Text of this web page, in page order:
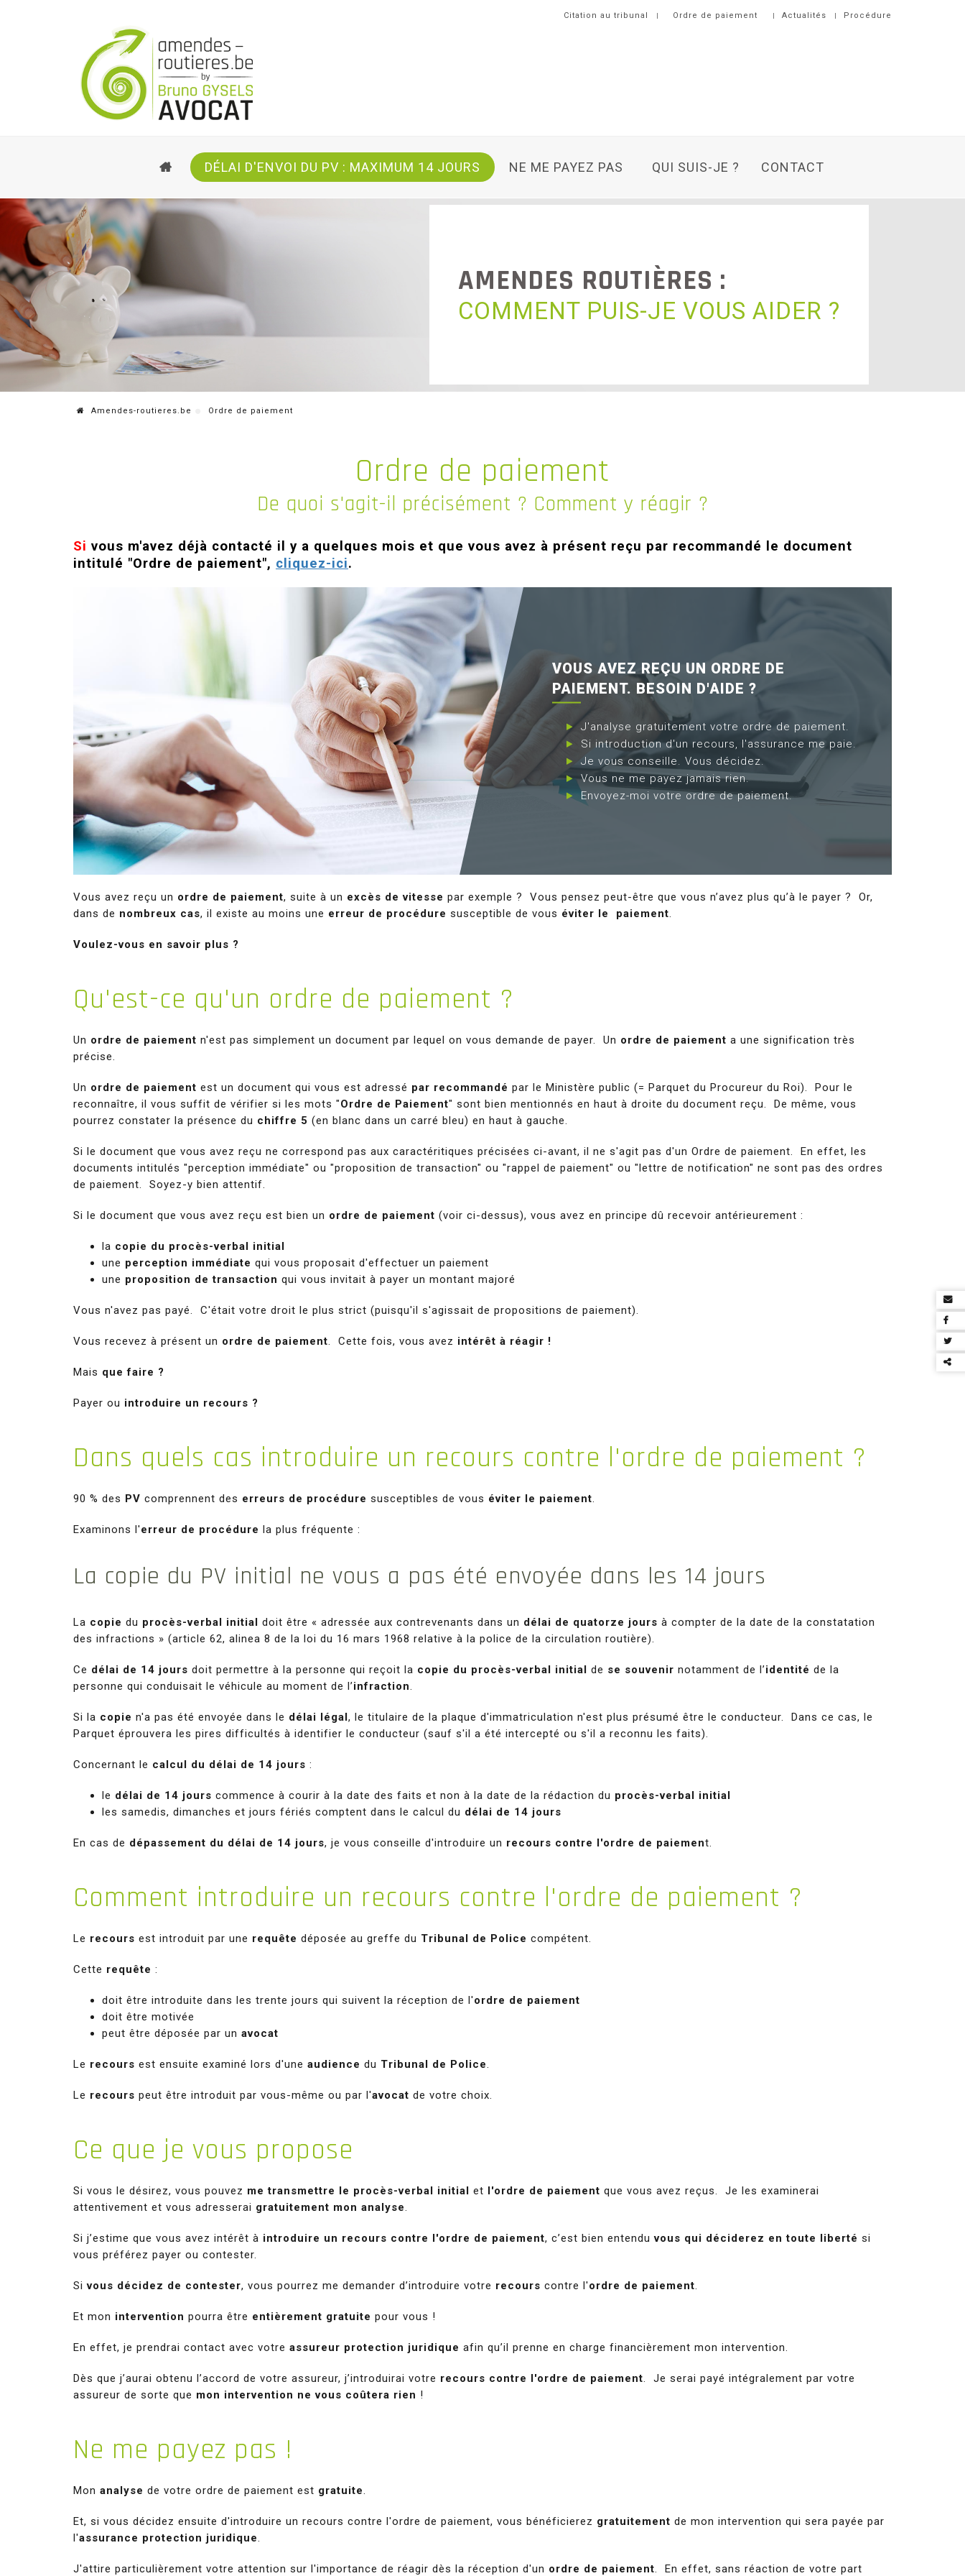
Citation au tribunal Ordre de paiement Actualités Procédure
ACCUEILDÉLAI D'ENVOI DU PV : MAXIMUM 14 JOURS NE ME PAYEZ PAS QUI SUIS-JE ? CONTACT
AMENDES ROUTIÈRES :
COMMENT PUIS-JE VOUS AIDER ?
Amendes-routieres.be Ordre de paiement
Ordre de paiement
De quoi s'agit-il précisément ? Comment y réagir ?
Si vous m'avez déjà contacté il y a quelques mois et que vous avez à présent reçu par recommandé le document
intitulé "Ordre de paiement", cliquez-ici.
VOUS AVEZ REÇU UN ORDRE DE
PAIEMENT. BESOIN D'AIDE ?
J'analyse gratuitement votre ordre de paiement.
Si introduction d'un recours, l'assurance me paie.
Je vous conseille. Vous décidez.
Vous ne me payez jamais rien.
Envoyez-moi votre ordre de paiement.
Vous avez reçu un ordre de paiement, suite à un excès de vitesse par exemple ? Vous pensez peut-être que vous n’avez plus qu’à le payer ? Or,
dans de nombreux cas, il existe au moins une erreur de procédure susceptible de vous éviter le paiement.
Voulez-vous en savoir plus ?
Qu'est-ce qu'un ordre de paiement ?
Un ordre de paiement n'est pas simplement un document par lequel on vous demande de payer. Un ordre de paiement a une signification très
précise.
Un ordre de paiement est un document qui vous est adressé par recommandé par le Ministère public (= Parquet du Procureur du Roi). Pour le
reconnaître, il vous suffit de vérifier si les mots "Ordre de Paiement" sont bien mentionnés en haut à droite du document reçu. De même, vous
pourrez constater la présence du chiffre 5 (en blanc dans un carré bleu) en haut à gauche.
Si le document que vous avez reçu ne correspond pas aux caractéritiques précisées ci-avant, il ne s'agit pas d'un Ordre de paiement. En effet, les
documents intitulés "perception immédiate" ou "proposition de transaction" ou "rappel de paiement" ou "lettre de notification" ne sont pas des ordres
de paiement. Soyez-y bien attentif.
Si le document que vous avez reçu est bien un ordre de paiement (voir ci-dessus), vous avez en principe dû recevoir antérieurement :
la copie du procès-verbal initial
une perception immédiate qui vous proposait d'effectuer un paiement
une proposition de transaction qui vous invitait à payer un montant majoré
Vous n'avez pas payé. C'était votre droit le plus strict (puisqu'il s'agissait de propositions de paiement).
Vous recevez à présent un ordre de paiement. Cette fois, vous avez intérêt à réagir !
Mais que faire ?
Payer ou introduire un recours ?
Dans quels cas introduire un recours contre l'ordre de paiement ?
90 % des PV comprennent des erreurs de procédure susceptibles de vous éviter le paiement.
Examinons l'erreur de procédure la plus fréquente :
La copie du PV initial ne vous a pas été envoyée dans les 14 jours
La copie du procès-verbal initial doit être « adressée aux contrevenants dans un délai de quatorze jours à compter de la date de la constatation
des infractions » (article 62, alinea 8 de la loi du 16 mars 1968 relative à la police de la circulation routière).
Ce délai de 14 jours doit permettre à la personne qui reçoit la copie du procès-verbal initial de se souvenir notamment de l’identité de la
personne qui conduisait le véhicule au moment de l’infraction.
Si la copie n'a pas été envoyée dans le délai légal, le titulaire de la plaque d'immatriculation n'est plus présumé être le conducteur. Dans ce cas, le
Parquet éprouvera les pires difficultés à identifier le conducteur (sauf s'il a été intercepté ou s'il a reconnu les faits).
Concernant le calcul du délai de 14 jours :
le délai de 14 jours commence à courir à la date des faits et non à la date de la rédaction du procès-verbal initial
les samedis, dimanches et jours fériés comptent dans le calcul du délai de 14 jours
En cas de dépassement du délai de 14 jours, je vous conseille d'introduire un recours contre l'ordre de paiement.
Comment introduire un recours contre l'ordre de paiement ?
Le recours est introduit par une requête déposée au greffe du Tribunal de Police compétent.
Cette requête :
doit être introduite dans les trente jours qui suivent la réception de l'ordre de paiement
doit être motivée
peut être déposée par un avocat
Le recours est ensuite examiné lors d'une audience du Tribunal de Police.
Le recours peut être introduit par vous-même ou par l'avocat de votre choix.
Ce que je vous propose
Si vous le désirez, vous pouvez me transmettre le procès-verbal initial et l'ordre de paiement que vous avez reçus. Je les examinerai
attentivement et vous adresserai gratuitement mon analyse.
Si j’estime que vous avez intérêt à introduire un recours contre l'ordre de paiement, c’est bien entenduvous qui déciderez en toute liberté si
vous préférez payer ou contester.
Sivous décidez de contester, vous pourrez me demander d’introduire votre recours contre l'ordre de paiement.
Et mon intervention pourra être entièrement gratuite pour vous !
En effet, je prendrai contact avec votre assureur protection juridique afin qu’il prenne en charge financièrement mon intervention.
Dès que j’aurai obtenu l’accord de votre assureur, j’introduirai votre recours contre l'ordre de paiement. Je serai payé intégralement par votre
assureur de sorte que mon intervention ne vous coûtera rien !
Ne me payez pas !
Mon analyse de votre ordre de paiement est gratuite.
Et, si vous décidez ensuite d'introduire un recours contre l'ordre de paiement, vous bénéficierez gratuitement de mon intervention qui sera payée par
l'assurance protection juridique.
J'attire particulièrement votre attention sur l'importance de réagir dès la réception d'un ordre de paiement. En effet, sans réaction de votre part